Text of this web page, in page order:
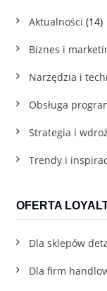
Darmowe materiały
Pobierz pakiet
we wdrożeniu
Sprawdź eksperckie
wskazówkami
Aktualności (14)
Biznes i
Narzędzia i
Obsługa
Strategia i
Trendy i
OFERTA
Dla sklepów
Dla firm